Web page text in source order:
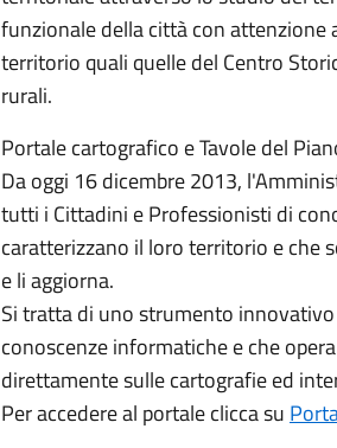
funzionale della città con attenzione
territorio quali quelle del Centro
rurali.
Portale cartografico e Tavole del
Da oggi 16 dicembre 2013,
tutti i Cittadini e Professionisti di
caratterizzano il loro territorio e che
e li aggiorna.
Si tratta di uno strumento
conoscenze informatiche e che
direttamente sulle cartografie ed
Per accedere al portale clicca su